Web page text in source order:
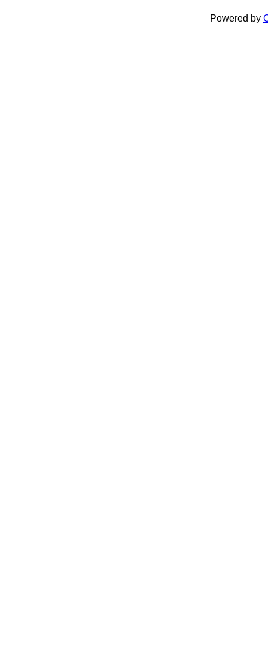
Powered by